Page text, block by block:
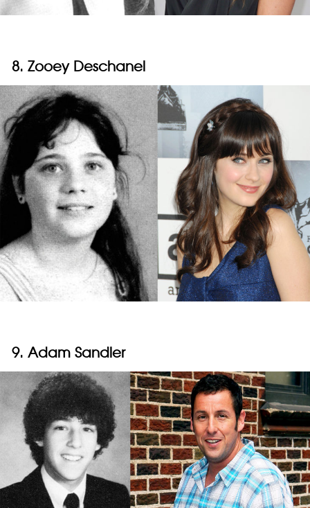
8. Zooey Deschanel
9. Adam Sandler